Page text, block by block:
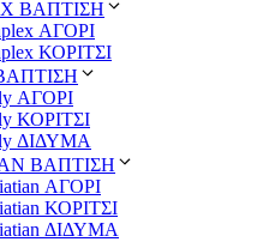
ΒΑΠΤΙΣΗ
ΑΓΟΡΙ
ΚΟΡΙΤΣΙ
ΑΓΟΡΙ
ΚΟΡΙΤΣΙ
ΔΙΔΥΜΑ
ΒΑΠΤΙΣΗ
ΑΓΟΡΙ
ΚΟΡΙΤΣΙ
ΔΙΔΥΜΑ